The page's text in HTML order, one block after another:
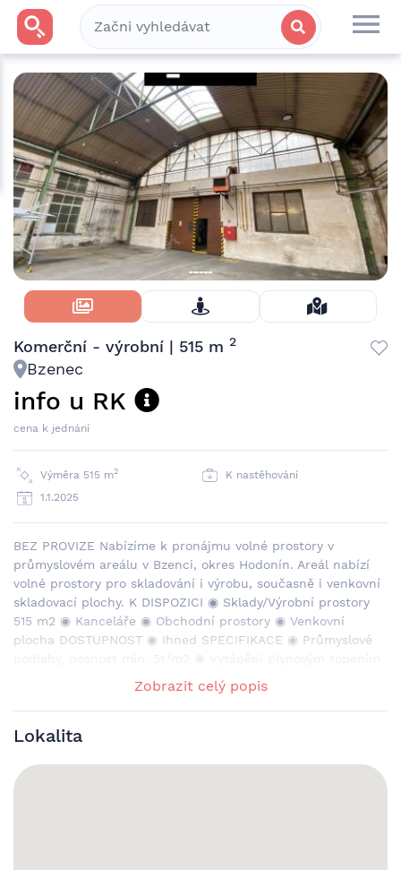
Skrýt Fotky
Komerční - výrobní | 515 m 2
Bzenec
info u RK
cena k jednání
Výměra 515 m2
K nastěhování
1.1.2025
BEZ PROVIZE Nabízíme k pronájmu volné prostory v
průmyslovém areálu v Bzenci, okres Hodonín. Areál nabízí
volné prostory pro skladování i výrobu, současně i venkovní
skladovací plochy. K DISPOZICI ◉ Sklady/Výrobní prostory
515 m2 ◉ Kanceláře ◉ Obchodní prostory ◉ Venkovní
plocha DOSTUPNOST ◉ Ihned SPECIFIKACE ◉ Průmyslové
◉ Kancelářské zázemí v přilehlé budově ◉ Dostatek
parkovacích míst pro nákladní i osobní vozidla ◉ Ostraha
areálu 24/7; vjezd přes vrátnici LOKALITA ◉ Bzenec,
Jihomoravský kraj ◉ Uherské Hradiště 21 km, Veselí nad
smlouvy a druhu provozu. Pro konkrétní nabídku nás
neváhejte kontaktovat.
Zobrazit celý popis
Lokalita